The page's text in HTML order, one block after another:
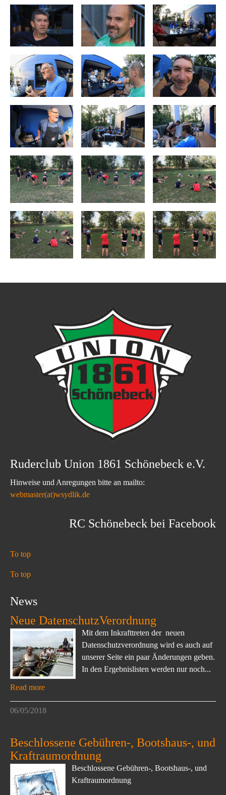
Ruderclub Union 1861 Schönebeck e.V.
Hinweise und Anregungen bitte an mailto:
webmaster(at)wsydlik.de
RC Schönebeck bei Facebook
To top
To top
News
Neue DatenschutzVerordnung
Mit dem Inkrafttreten der neuen
Datenschutzverordnung wird es auch auf
unserer Seite ein paar Änderungen geben.
In den Ergebnislisten werden nur noch...
Read more
06/05/2018
Beschlossene Gebühren-, Bootshaus-, und
Kraftraumordnung
Beschlossene Gebühren-, Bootshaus-, und
Kraftraumordnung